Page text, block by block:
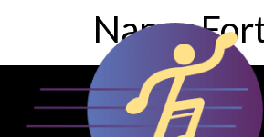
Nancy